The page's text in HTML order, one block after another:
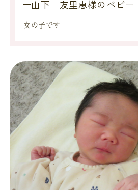
山下 友里恵様のベビー
女の子です